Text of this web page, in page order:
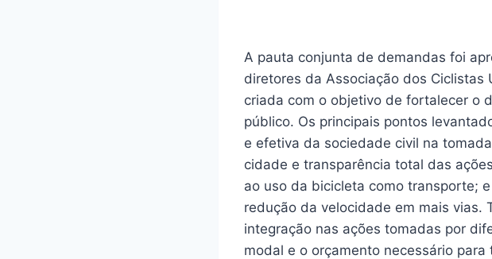
A pauta conjunta de demandas foi
diretores da Associação dos
criada com o objetivo de fortalecer o
público. Os principais pontos
e efetiva da sociedade civil na
cidade e transparência total das
ao uso da bicicleta como transporte;
redução da velocidade em mais vias.
integração nas ações tomadas por
modal e o orçamento necessário